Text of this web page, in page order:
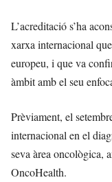
L’acreditació s’ha
xarxa internacional
europeu, i que va
àmbit amb el seu
Prèviament, el
internacional en el
seva àrea oncològica,
OncoHealth.